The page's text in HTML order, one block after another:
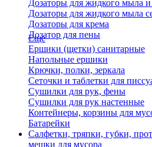
Дозаторы для жидкого мыла
Дозаторы для жидкого мыла
Дозаторы для крема
Дозатор для пены
Еще
Ершики (щетки) санитарные
Напольные ершики
Крючки, полки, зеркала
Сеточки и таблетки для
Сушилки для рук, фены
Сушилки для рук настенные
Контейнеры, корзины для
Батарейки
Салфетки, тряпки, губки,
мешки для мусора